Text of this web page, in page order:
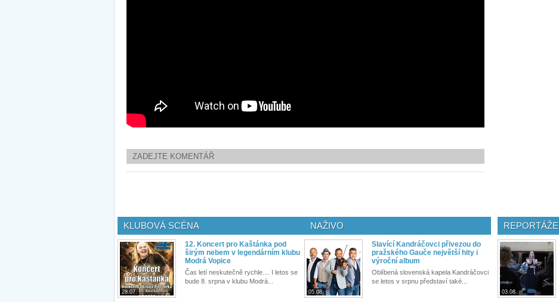
ZADEJTE KOMENTÁŘ
KLUBOVÁ SCÉNA
28.07.
12. Koncert pro Kaštánka pod
širým nebem v legendárním klubu
Modrá Vopice
Čas letí neskutečně rychle.... I letos se
bude 8. srpna v klubu Modrá...
NAŽIVO
05.08.
Slavící Kandráčovci přivezou do
pražského Gauče největší hity i
výroční album
Oblíbená slovenská kapela Kandráčovci
se letos v srpnu představí také...
REPORTÁŽE
03.08.